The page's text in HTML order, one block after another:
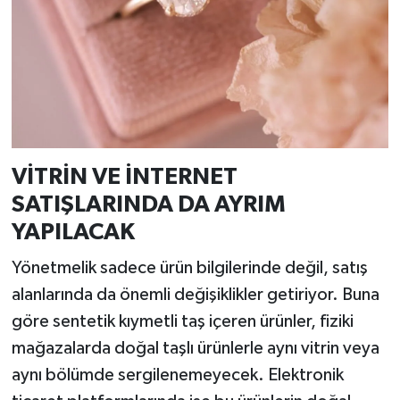
VİTRİN VE İNTERNET
SATIŞLARINDA DA AYRIM
YAPILACAK
Yönetmelik sadece ürün bilgilerinde değil, satış
alanlarında da önemli değişiklikler getiriyor. Buna
göre sentetik kıymetli taş içeren ürünler, fiziki
mağazalarda doğal taşlı ürünlerle aynı vitrin veya
aynı bölümde sergilenemeyecek. Elektronik